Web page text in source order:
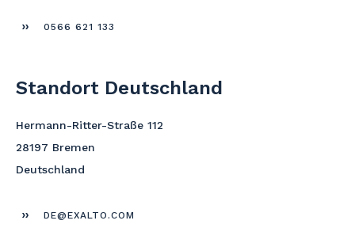
0566 621 133
Standort Deutschland
Hermann-Ritter-Straße 112
28197 Bremen
Deutschland
DE@EXALTO.COM